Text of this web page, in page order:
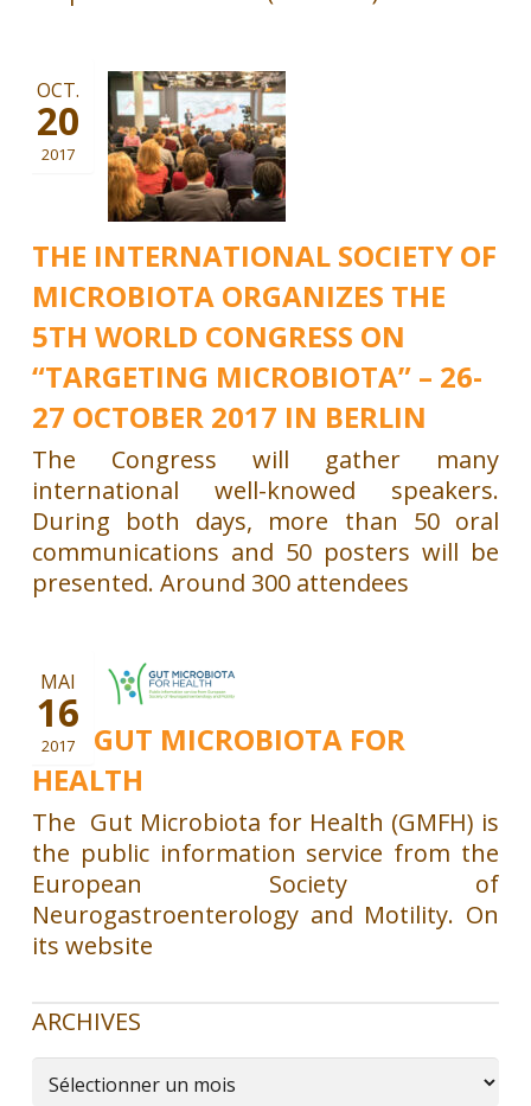
THE INTERNATIONAL SOCIETY OF
MICROBIOTA ORGANIZES THE
5TH WORLD CONGRESS ON
“TARGETING MICROBIOTA” – 26-
27 OCTOBER 2017 IN BERLIN
OCT.
20
2017
The Congress will gather many
international well-knowed speakers.
During both days, more than 50 oral
communications and 50 posters will be
presented. Around 300 attendees
THE GUT MICROBIOTA FOR
HEALTH
MAI
16
2017
The Gut Microbiota for Health (GMFH) is
the public information service from the
European Society of
Neurogastroenterology and Motility. On
its website
ARCHIVES
Archives